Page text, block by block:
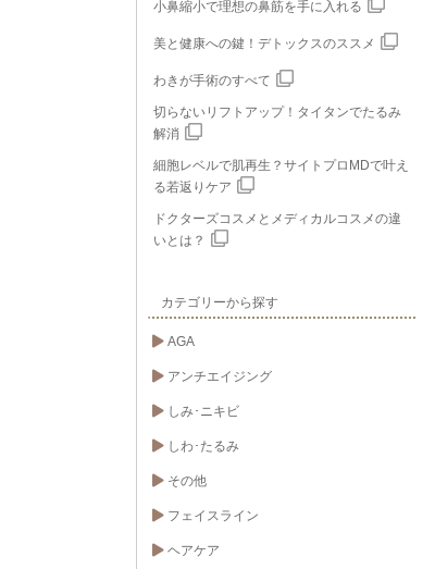
小鼻縮小で理想の鼻筋を手に入れる
美と健康への鍵！デトックスのススメ
わきが手術のすべて
切らないリフトアップ！タイタンでたるみ
解消
細胞レベルで肌再生？サイトプロMDで叶え
る若返りケア
ドクターズコスメとメディカルコスメの違
いとは？
カテゴリーから探す
AGA
アンチエイジング
しみ･ニキビ
しわ･たるみ
その他
フェイスライン
ヘアケア